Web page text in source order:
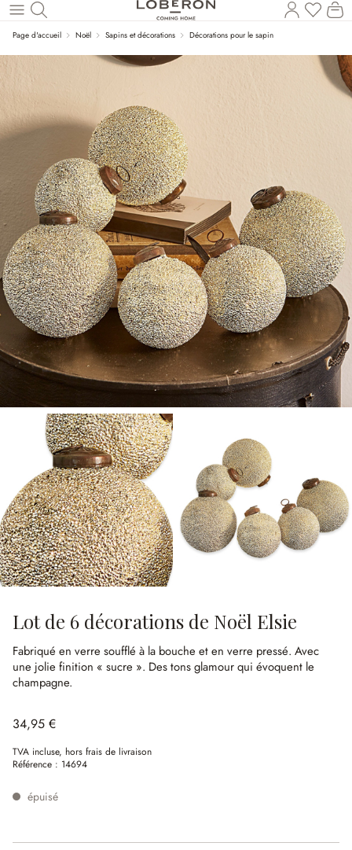
Revenir au contenu principal
Vous
Page d'accueil Noël Sapins et décorations Décorations pour le sapin
Lot de 6 décorations de Noël Elsie
Fabriqué en verre soufflé à la bouche et en verre pressé. Avec
une jolie finition « sucre ». Des tons glamour qui évoquent le
champagne.
34,95 €
TVA incluse, hors frais de livraison
Référence : 14694
épuisé